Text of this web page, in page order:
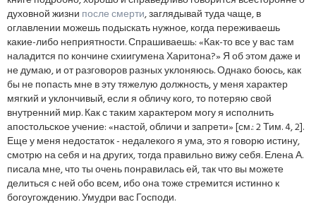
духовной жизни после смерти, заглядывай туда чаще, в
оглавлении можешь подыскать нужное, когда переживаешь
какие-либо неприятности. Спрашиваешь: «Как-то все у вас там
наладится по кончине схиигумена Харитона?» Я об этом даже и
не думаю, и от разговоров разных уклоняюсь. Однако боюсь, как
бы не попасть мне в эту тяжелую должность, у меня характер
мягкий и уклончивый, если я обличу кого, то потеряю свой
внутренний мир. Как с таким характером могу я исполнить
апостольское учение: «настой, обличи и запрети» [см.: 2 Тим. 4, 2].
Еще у меня недостаток - недалекого я ума, это я говорю истину,
смотрю на себя и на других, тогда правильно вижу себя. Елена А.
писала мне, что ты очень понравилась ей, так что вы можете
делиться с ней обо всем, ибо она тоже стремится истинно к
богоугождению. Умудри вас Господи.